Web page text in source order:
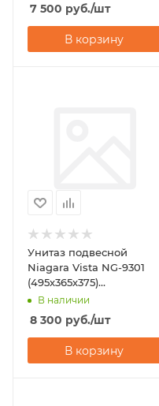
7 500 руб./шт
В корзину
Унитаз подвесной
Niagara Vista NG-9301
(495х365х375)
горизонтальный выпуск
В наличии
8 300 руб./шт
В корзину